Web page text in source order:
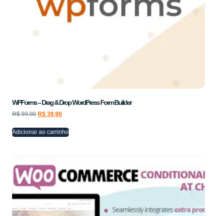
WPForms – Drag & Drop WordPress Form Builder
R$99,90 R$ 39,90
Adicionar ao carrinho